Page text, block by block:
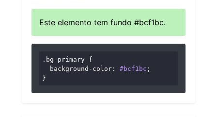
Este elemento tem fundo #bcf1bc.
.bg-primary {
background-color : #bcf1bc ;
}